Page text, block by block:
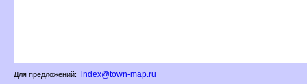
Для предложений: index@town-map.ru